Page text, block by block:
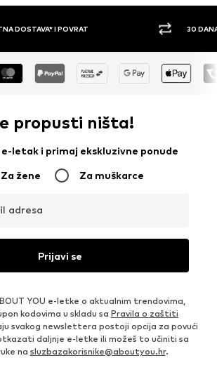
DOSTAVA* I POVRAT 30
propusti ništa!
e-letak i primaj ekskluzivne ponude
Za žene Za muškarce
adresa
Prijavi se
YOU e-letke o aktualnim trendovima,
kodovima u skladu sa Pravila o zaštiti
svakog newslettera postoji opcija za povući
daljnje e-letke ili možeš to učiniti sa
na sluzbazakorisnike@aboutyou.hr.